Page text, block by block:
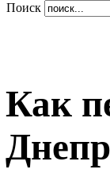
Поиск
Как